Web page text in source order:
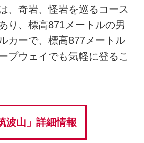
、奇岩、怪岩を巡るコース
り、標高871メートルの男
カーで、標高877メートル
プウェイでも気軽に登るこ
波山」詳細情報